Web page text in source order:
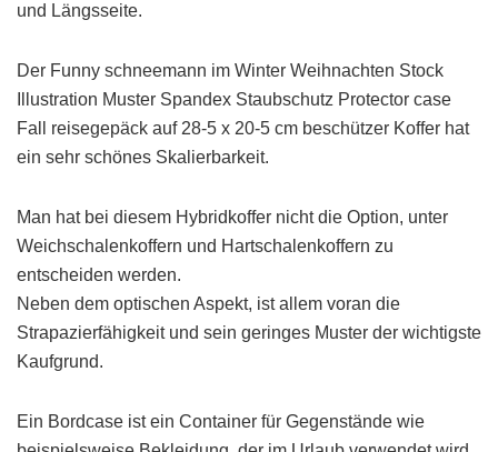
und Längsseite.
Der Funny schneemann im Winter Weihnachten Stock
Illustration Muster Spandex Staubschutz Protector case
Fall reisegepäck auf 28-5 x 20-5 cm beschützer Koffer hat
ein sehr schönes Skalierbarkeit.
Man hat bei diesem Hybridkoffer nicht die Option, unter
Weichschalenkoffern und Hartschalenkoffern zu
entscheiden werden.
Neben dem optischen Aspekt, ist allem voran die
Strapazierfähigkeit und sein geringes Muster der wichtigste
Kaufgrund.
Ein Bordcase ist ein Container für Gegenstände wie